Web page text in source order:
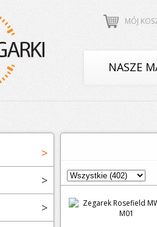
MÓJ
NASZE
>
>
>